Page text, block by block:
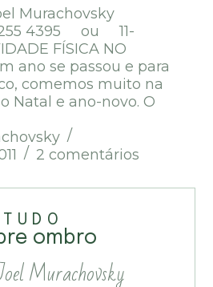
Murachovsky
4395 ou 11-
FÍSICA NO
ano se passou e para
comemos muito na
Natal e ano-novo. O
2 comentários
TUDO
ombro
Murachovsky